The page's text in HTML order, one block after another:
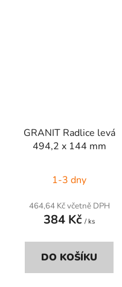
GRANIT Radlice levá
494,2 x 144 mm
1-3 dny
464,64 Kč včetně DPH
384 Kč / ks
DO KOŠÍKU